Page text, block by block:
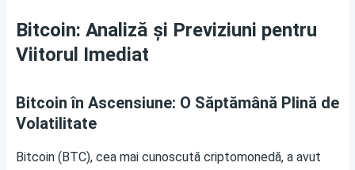
Bitcoin: Analiză și Previziuni pentru
Viitorul Imediat
Bitcoin în Ascensiune: O Săptămână Plină de
Volatilitate
Bitcoin (BTC), cea mai cunoscută criptomonedă, a avut